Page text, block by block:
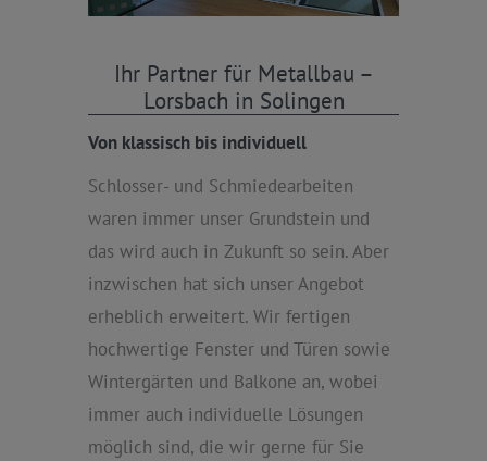
Ihr Partner für Metallbau –
Lorsbach in Solingen
Von klassisch bis individuell
Schlosser- und Schmiedearbeiten
waren immer unser Grundstein und
das wird auch in Zukunft so sein. Aber
inzwischen hat sich unser Angebot
erheblich erweitert. Wir fertigen
hochwertige Fenster und Türen sowie
Wintergärten und Balkone an, wobei
immer auch individuelle Lösungen
möglich sind, die wir gerne für Sie